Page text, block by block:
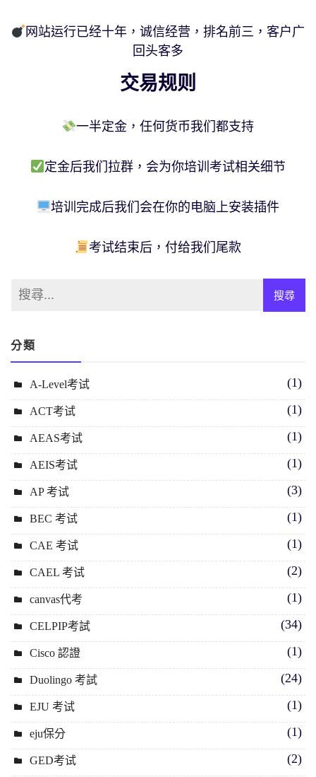
网站运行已经十年，诚信经营，排名前三，客户广
回头客多
交易规则
一半定金，任何货币我们都支持
定金后我们拉群，会为你培训考试相关细节
培训完成后我们会在你的电脑上安装插件
考试结束后，付给我们尾款
分類
A-Level考试 (1)
ACT考试 (1)
AEAS考试 (1)
AEIS考试 (1)
AP 考试 (3)
BEC 考试 (1)
CAE 考试 (1)
CAEL 考试 (2)
canvas代考 (1)
CELPIP考試 (34)
Cisco 認證 (1)
Duolingo 考試 (24)
EJU 考试 (1)
eju保分 (1)
GED考试 (2)